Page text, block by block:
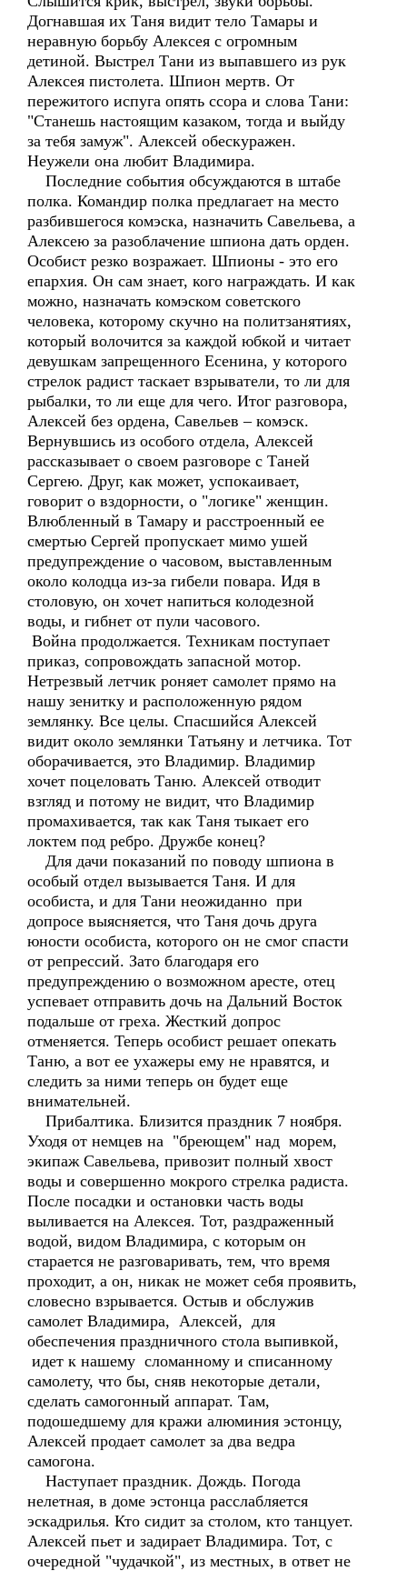
Догнавшая их Таня видит тело Тамары и
неравную борьбу Алексея с огромным
детиной. Выстрел Тани из выпавшего из рук
Алексея пистолета. Шпион мертв. От
пережитого испуга опять ссора и слова Тани:
"Станешь настоящим казаком, тогда и выйду
за тебя замуж". Алексей обескуражен.
Неужели она любит Владимира.
Последние события обсуждаются в штабе
полка. Командир полка предлагает на место
разбившегося комэска, назначить Савельева, а
Алексею за разоблачение шпиона дать орден.
Особист резко возражает. Шпионы - это его
епархия. Он сам знает, кого награждать. И как
можно, назначать комэском советского
человека, которому скучно на политзанятиях,
который волочится за каждой юбкой и читает
девушкам запрещенного Есенина, у которого
стрелок радист таскает взрыватели, то ли для
рыбалки, то ли еще для чего. Итог разговора,
Алексей без ордена, Савельев – комэск.
Вернувшись из особого отдела, Алексей
рассказывает о своем разговоре с Таней
Сергею. Друг, как может, успокаивает,
говорит о вздорности, о "логике" женщин.
Влюбленный в Тамару и расстроенный ее
смертью Сергей пропускает мимо ушей
предупреждение о часовом, выставленным
около колодца из-за гибели повара. Идя в
столовую, он хочет напиться колодезной
воды, и гибнет от пули часового.
Война продолжается. Техникам поступает
приказ, сопровождать запасной мотор.
Нетрезвый летчик роняет самолет прямо на
нашу зенитку и расположенную рядом
землянку. Все целы. Спасшийся Алексей
видит около землянки Татьяну и летчика. Тот
оборачивается, это Владимир. Владимир
хочет поцеловать Таню. Алексей отводит
взгляд и потому не видит, что Владимир
промахивается, так как Таня тыкает его
локтем под ребро. Дружбе конец?
Для дачи показаний по поводу шпиона в
особый отдел вызывается Таня. И для
особиста, и для Тани неожиданно при
допросе выясняется, что Таня дочь друга
юности особиста, которого он не смог спасти
от репрессий. Зато благодаря его
предупреждению о возможном аресте, отец
успевает отправить дочь на Дальний Восток
подальше от греха. Жесткий допрос
отменяется. Теперь особист решает опекать
Таню, а вот ее ухажеры ему не нравятся, и
следить за ними теперь он будет еще
внимательней.
Прибалтика. Близится праздник 7 ноября.
Уходя от немцев на "бреющем" над морем,
экипаж Савельева, привозит полный хвост
воды и совершенно мокрого стрелка радиста.
После посадки и остановки часть воды
выливается на Алексея. Тот, раздраженный
водой, видом Владимира, с которым он
старается не разговаривать, тем, что время
проходит, а он, никак не может себя проявить,
словесно взрывается. Остыв и обслужив
самолет Владимира, Алексей, для
обеспечения праздничного стола выпивкой,
идет к нашему сломанному и списанному
самолету, что бы, сняв некоторые детали,
сделать самогонный аппарат. Там,
подошедшему для кражи алюминия эстонцу,
Алексей продает самолет за два ведра
самогона.
Наступает праздник. Дождь. Погода
нелетная, в доме эстонца расслабляется
эскадрилья. Кто сидит за столом, кто танцует.
Алексей пьет и задирает Владимира. Тот, с
очередной "чудачкой", из местных, в ответ не